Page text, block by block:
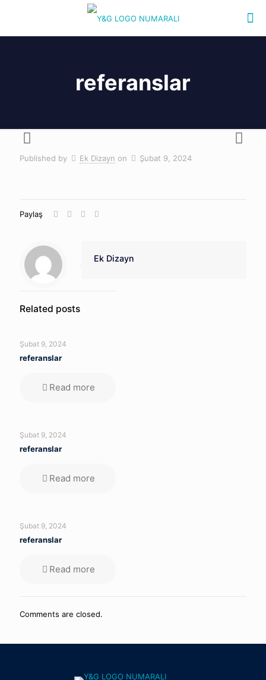
referanslar
Published by Ek Dizayn on Şubat 9, 2024
Paylaş
Ek Dizayn
Related posts
Şubat 9, 2024
referanslar
Read more
Şubat 9, 2024
referanslar
Read more
Şubat 9, 2024
referanslar
Read more
Comments are closed.